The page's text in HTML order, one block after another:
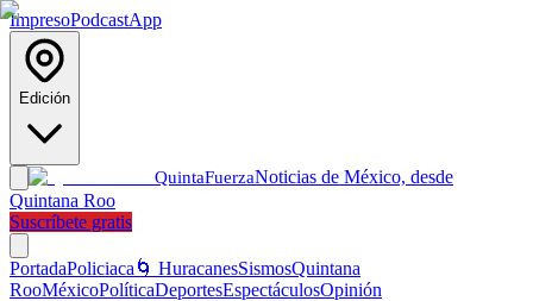
ImpresoPodcastApp
Edición
QuintaFuerzaNoticias de México, desde
Quintana Roo
Suscríbete gratis
PortadaPoliciaca 🌀 HuracanesSismosQuintana
RooMéxicoPolíticaDeportesEspectáculosOpinión